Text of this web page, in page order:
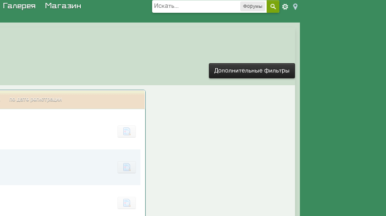
Форумы
Галерея Магазин
Дополнительные фильтры
по дате регистрации